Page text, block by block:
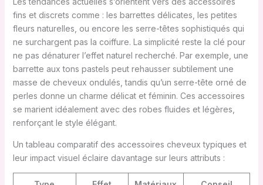
fins et discrets comme : les barrettes délicates, les petites
fleurs naturelles, ou encore les serre-têtes sophistiqués qui
ne surchargent pas la coiffure. La simplicité reste la clé pour
ne pas dénaturer l’effet naturel recherché. Par exemple, une
barrette aux tons pastels peut rehausser subtilement une
masse de cheveux ondulés, tandis qu’un serre-tête orné de
perles donne un charme délicat et féminin. Ces accessoires
se marient idéalement avec des robes fluides et légères,
renforçant le style élégant.
Un tableau comparatif des accessoires cheveux typiques et
leur impact visuel éclaire davantage sur leurs attributs :